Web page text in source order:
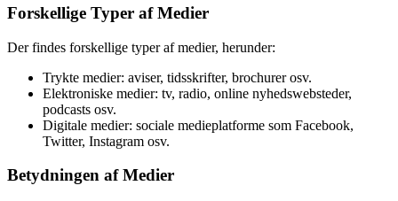
Forskellige Typer af Medier
Der findes forskellige typer af medier, herunder:
Trykte medier: aviser, tidsskrifter, brochurer osv.
Elektroniske medier: tv, radio, online nyhedswebsteder,
podcasts osv.
Digitale medier: sociale medieplatforme som Facebook,
Twitter, Instagram osv.
Betydningen af Medier